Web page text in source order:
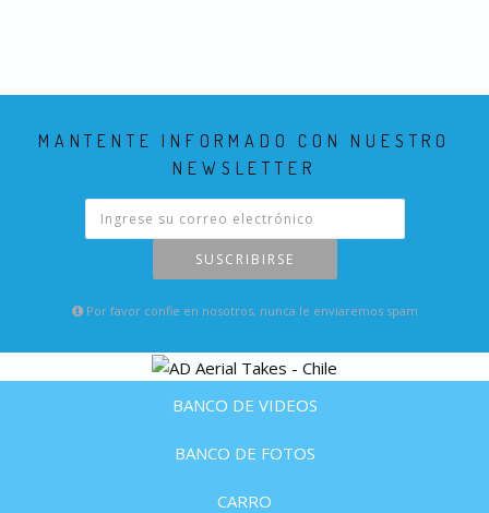
MANTENTE INFORMADO CON NUESTRO
NEWSLETTER
SUSCRIBIRSE
Por favor confie en nosotros, nunca le enviaremos spam
BANCO DE VIDEOS
BANCO DE FOTOS
CARRO